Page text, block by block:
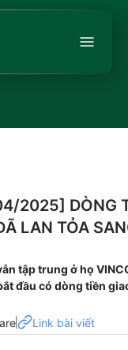
2025] DÒNG
LAN TỎA
tập trung ở họ
đầu có dòng tiền
Link bài viết